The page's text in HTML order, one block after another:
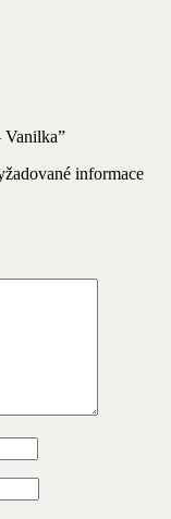
informace